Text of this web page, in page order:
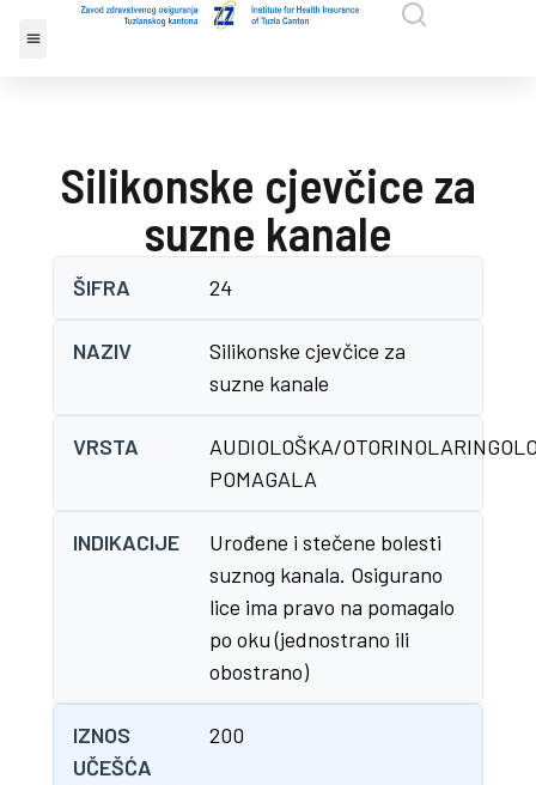
Silikonske cjevčice za
suzne kanale
ŠIFRA 24
NAZIV
Silikonske cjevčice za
suzne kanale
VRSTA
AUDIOLOŠKA/
POMAGALA
INDIKACIJE
Urođene i stečene bolesti
suznog kanala. Osigurano
lice ima pravo na pomagalo
po oku (jednostrano ili
obostrano)
IZNOS
UČEŠĆA
200